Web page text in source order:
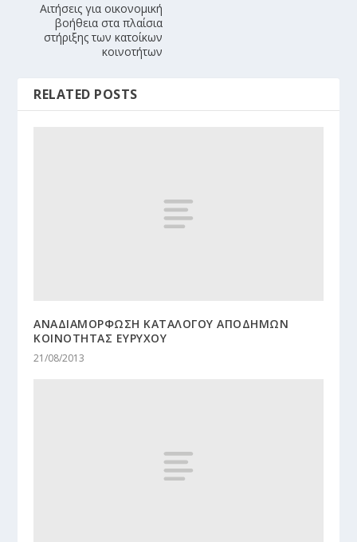
Aιτήσεις για οικονομική
βοήθεια στα πλαίσια
στήριξης των κατοίκων
κοινοτήτων
RELATED POSTS
ΑΝΑΔΙΑΜΟΡΦΩΣΗ ΚΑΤΑΛΟΓΟΥ ΑΠΟΔΗΜΩΝ
ΚΟΙΝΟΤΗΤΑΣ ΕΥΡΥΧΟΥ
21/08/2013